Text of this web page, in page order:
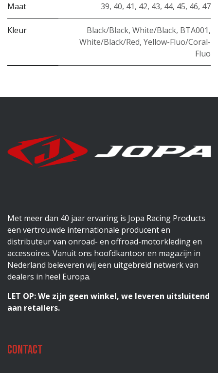
Maat 39, 40, 41, 42, 43, 44, 45, 46, 47
Kleur Black/Black, White/Black, BTA001,
White/Black/Red, Yellow-Fluo/Coral-
Fluo
Met meer dan 40 jaar ervaring is Jopa Racing Products
een vertrouwde internationale producent en
distributeur van onroad- en offroad-motorkleding en
accessoires. Vanuit ons hoofdkantoor en magazijn in
Nederland beleveren wij een uitgebreid netwerk van
dealers in heel Europa.
LET OP: We zijn geen winkel, we leveren uitsluitend
aan retailers.
Contact